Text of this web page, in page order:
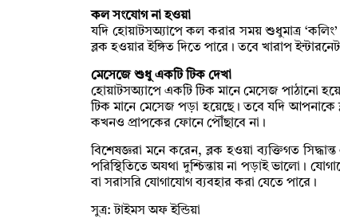
কল সংযোগ না হওয়া
যদি হোয়াটসঅ্যাপে কল করার সময় শুধুমাত্র ‘কলিং’
ব্লক হওয়ার ইঙ্গিত দিতে পারে। তবে খারাপ
মেসেজে শুধু একটি টিক দেখা
হোয়াটসঅ্যাপে একটি টিক মানে মেসেজ পাঠানো
টিক মানে মেসেজ পড়া হয়েছে। তবে যদি আপনাকে
কখনও প্রাপকের ফোনে পৌঁছাবে না।
বিশেষজ্ঞরা মনে করেন, ব্লক হওয়া ব্যক্তিগত
পরিস্থিতিতে অযথা দুশ্চিন্তায় না পড়াই ভালো।
বা সরাসরি যোগাযোগ ব্যবহার করা যেতে পারে।
সুত্র: টাইমস অফ ইন্ডিয়া